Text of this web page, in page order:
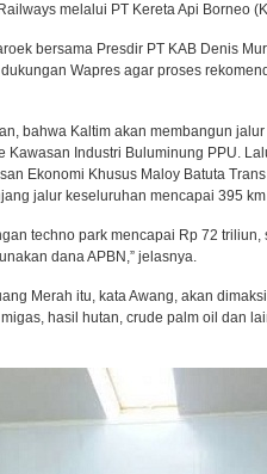
melalui PT Kereta Api Borneo
bersama Presdir PT KAB Denis
Wapres agar proses
bahwa Kaltim akan membangun
Kawasan Industri Buluminung PPU.
Ekonomi Khusus Maloy Batuta
jalur keseluruhan mencapai 395
techno park mencapai Rp 72
dana APBN,” jelasnya.
Merah itu, kata Awang, akan
hasil hutan, crude palm oil dan